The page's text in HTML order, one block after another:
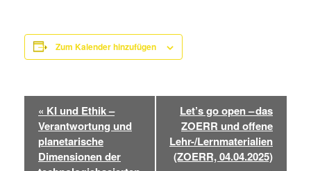
Zum Kalender hinzufügen
Veranstaltung-
Navigation
« KI und Ethik –
Verantwortung und
planetarische
Dimensionen der
Let’s go open – das
ZOERR und offene
Lehr-/Lernmaterialien
(ZOERR, 04.04.2025)